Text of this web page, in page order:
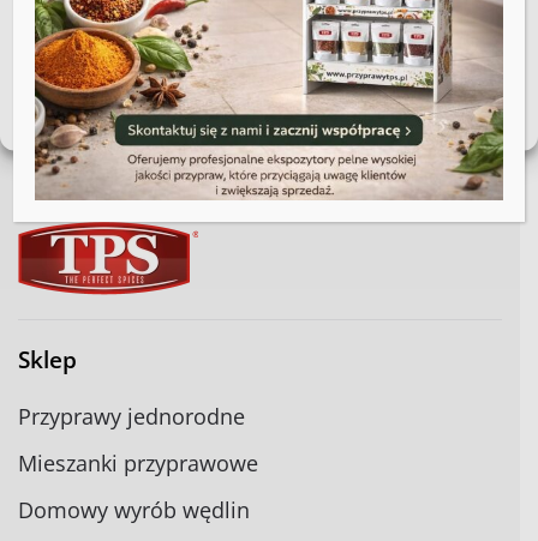
Akceptuję
Zobacz preferencje
Polityka plików cookiesRegulamin sklepu
100% polska firma
Szybka wysyłka 48h
Wybrane składniki
Wsparcie i kontakt
Sklep
Przyprawy jednorodne
Mieszanki przyprawowe
Domowy wyrób wędlin